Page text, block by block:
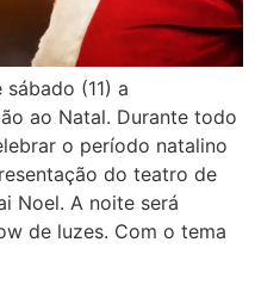
(11) a
ao Natal. Durante todo
o período natalino
do teatro de
Noel. A noite será
de luzes. Com o tema